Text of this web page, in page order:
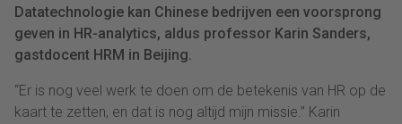
Datatechnologie kan Chinese bedrijven een voorsprong
geven in HR-analytics, aldus professor Karin Sanders,
gastdocent HRM in Beijing.
“Er is nog veel werk te doen om de betekenis van HR op de
kaart te zetten, en dat is nog altijd mijn missie.” Karin